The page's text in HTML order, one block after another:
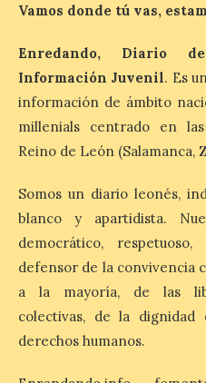
durante la
minerales, rocas y fósiles
mes de noviembre, con […]
La Bañeza inicia sus
fiestas con el
cargo de Arturo
El
Bañeza
Martínez
pregonero
2026.
sábado 8 de agosto a las 21,00
Vamos donde tú vas,
Enredando, Diario
Información Juvenil. Es
información de ámbito
millenials centrado en
Reino de León
Somos un diario leonés,
blanco y apartidista.
democrático,
defensor de la convivencia
a la mayoría, de las
colectivas, de la
derechos humanos.